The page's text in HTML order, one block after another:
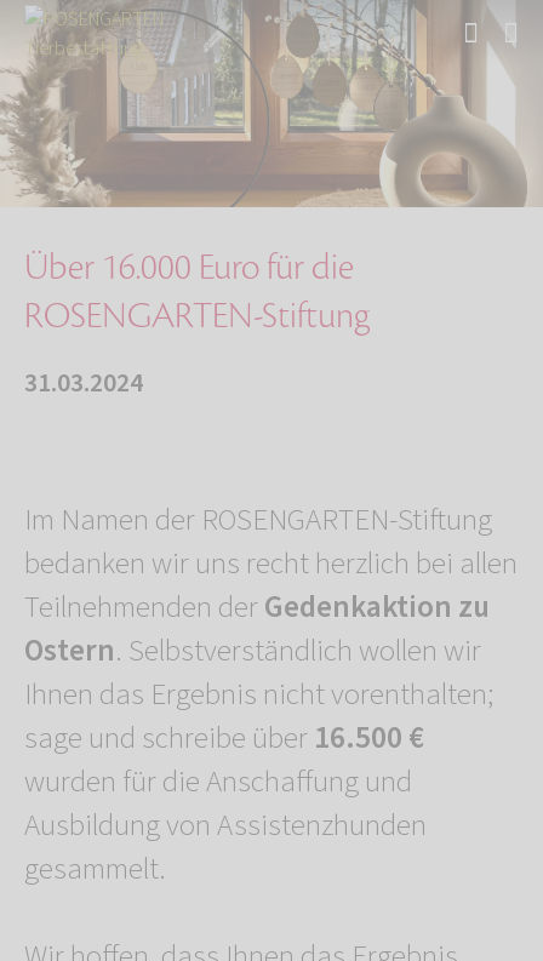
Start Über uns
Aktuelles
Über 16.000 Euro für die ROSENGARTEN-Stiftung
Über 16.000 Euro für die
ROSENGARTEN-Stiftung
31.03.2024
Im Namen der ROSENGARTEN-Stiftung
bedanken wir uns recht herzlich bei allen
Teilnehmenden derGedenkaktion zu
Ostern. Selbstverständlich wollen wir
Ihnen das Ergebnis nicht vorenthalten;
sage und schreibe über16.500 €
wurden für die Anschaffung und
Ausbildung von Assistenzhunden
gesammelt.